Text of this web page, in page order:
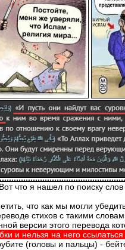
Вот что я нашел по поиску слов
что как мы могли
стихов с такими
версии этого перевода
и нельзя на него
(головы и пальцы) -